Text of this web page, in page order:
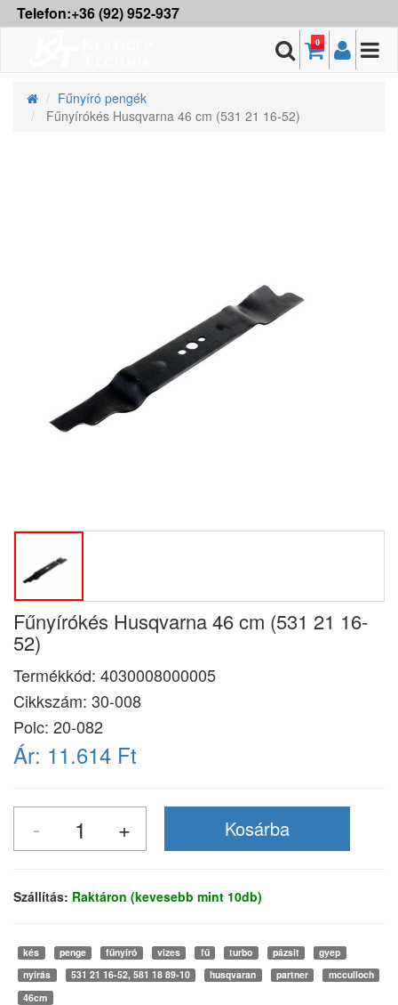
Telefon:+36 (92) 952-937
0
Fűnyíró pengék
Fűnyírókés Husqvarna 46 cm (531 21 16-52)
Fűnyírókés Husqvarna 46 cm (531 21 16-
52)
Termékkód: 4030008000005
Cikkszám: 30-008
Polc: 20-082
Ár: 11.614 Ft
Szállítás: Raktáron (kevesebb mint 10db)
kés penge fűnyíró vizes fű turbo pázsit
gyep
nyírás
531 21 16-52, 581 18 89-10 husqvaran partner
mcculloch
46cm